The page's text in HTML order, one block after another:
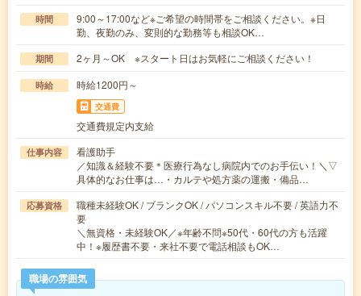
時間
9:00～17:00など※ご希望の時間帯をご相談ください。※日
勤、夜勤のみ、変則的な勤務等も相談OK…
期間 2ヶ月～OK ※スタート日はお気軽にご相談ください！
時給 時給1200円～
交通費
交通費規定内支給
仕事内容
看護助手
／知識＆経験不要＊医療行為なし病院内でのお手伝い！＼▽
具体的なお仕事は…・カルテや処方薬の運搬・備品…
応募資格
職種未経験OK / ブランクOK / パソコンスキル不要 / 英語力不
要
＼無資格・未経験OK／※年齢不問※50代・60代の方も活躍
中！※履歴書不要・来社不要で電話相談もOK…
職場の雰囲気